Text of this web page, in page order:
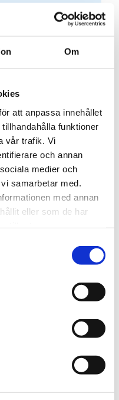
Om
att anpassa innehållet
funktioner
vår trafik. Vi
och annan
medier och
samarbetar med.
med annan
eller som de har
Vänligen klicka
så tar vi